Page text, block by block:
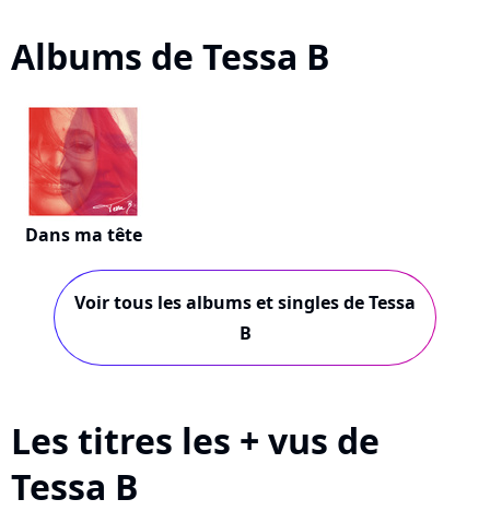
Albums de Tessa B
Dans ma tête
Voir tous les albums et singles de Tessa
B
Les titres les + vus de
Tessa B